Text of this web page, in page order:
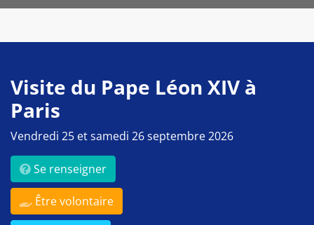
Visite du Pape Léon XIV à
Paris
Vendredi 25 et samedi 26 septembre 2026
Se renseigner
Être volontaire